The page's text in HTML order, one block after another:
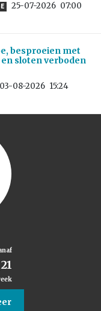
25-07-2026 07:00
besproeien met
sloten verboden
03-08-2026 15:24